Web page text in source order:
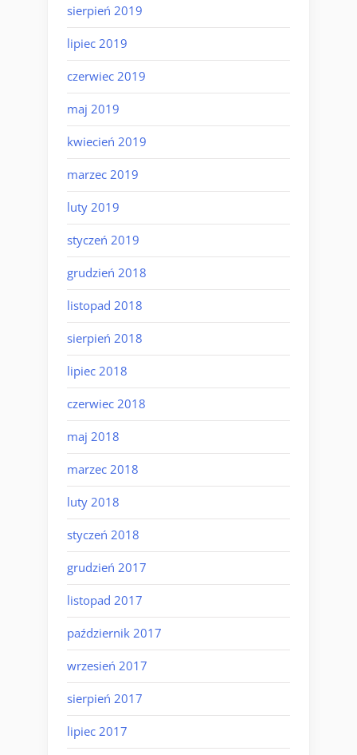
sierpień 2019
lipiec 2019
czerwiec 2019
maj 2019
kwiecień 2019
marzec 2019
luty 2019
styczeń 2019
grudzień 2018
listopad 2018
sierpień 2018
lipiec 2018
czerwiec 2018
maj 2018
marzec 2018
luty 2018
styczeń 2018
grudzień 2017
listopad 2017
październik 2017
wrzesień 2017
sierpień 2017
lipiec 2017